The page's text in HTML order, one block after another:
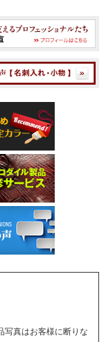
写真はお客様に断りな